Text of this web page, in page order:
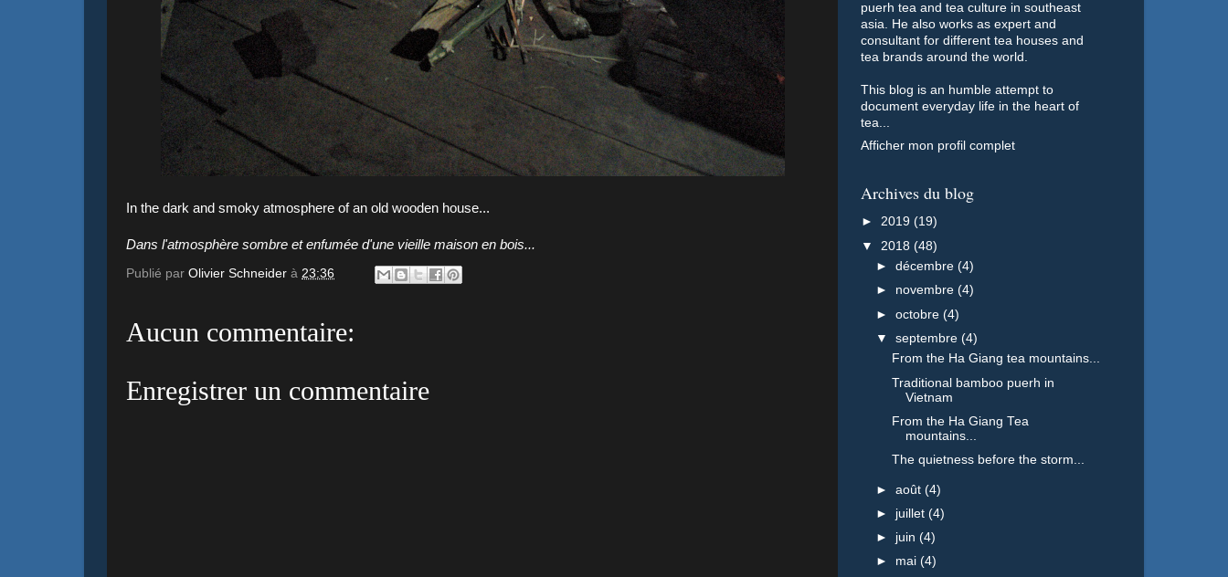
In the dark and smoky atmosphere of an old wooden house...
Dans l'atmosphère sombre et enfumée d'une vieille maison en bois...
Publié par Olivier Schneider à 23:36
Aucun commentaire:
Enregistrer un commentaire
puerh tea and tea culture in southeast
asia. He also works as expert and
consultant for different tea houses and
tea brands around the world.
This blog is an humble attempt to
document everyday life in the heart of
tea...
Afficher mon profil complet
Archives du blog
► 2019 (19)
▼ 2018 (48)
►décembre(4)
► novembre(4)
►octobre(4)
▼septembre(4)
From the Ha Giang tea mountains...
Traditional bamboo puerh in
Vietnam
From the Ha Giang Tea
mountains...
The quietness before the storm...
►août(4)
► juillet(4)
► juin(4)
► mai(4)